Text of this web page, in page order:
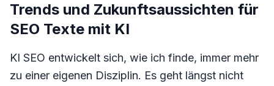
Trends und Zukunftsaussichten für
SEO Texte mit KI
KI SEO entwickelt sich, wie ich finde, immer mehr
zu einer eigenen Disziplin. Es geht längst nicht